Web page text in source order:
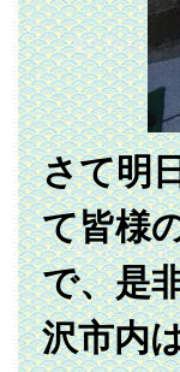
さて明
て皆様
で、是
沢市内